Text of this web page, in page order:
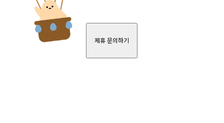
제휴 문의하기